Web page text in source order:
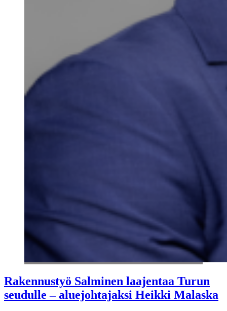
Rakennustyö Salminen laajentaa Turun
seudulle – aluejohtajaksi Heikki Malaska